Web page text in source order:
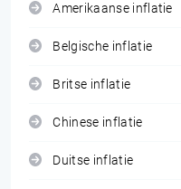
Amerikaanse inflatie
Belgische inflatie
Britse inflatie
Chinese inflatie
Duitse inflatie